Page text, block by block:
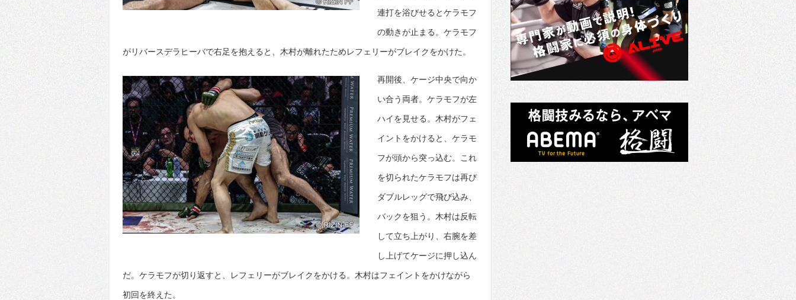
連打を浴びせるとケラモフ
の動きが止まる。ケラモフ
がリバースデラヒーバで右足を抱えると、木村が離れたためレフェリーがブレイクをかけた。
再開後、ケージ中央で向か
い合う両者。ケラモフが左
ハイを見せる。木村がフェ
イントをかけると、ケラモ
フが頭から突っ込む。これ
を切られたケラモフは再び
ダブルレッグで飛び込み、
バックを狙う。木村は反転
して立ち上がり、右腕を差
し上げてケージに押し込ん
だ。ケラモフが切り返すと、レフェリーがブレイクをかける。木村はフェイントをかけながら
初回を終えた。